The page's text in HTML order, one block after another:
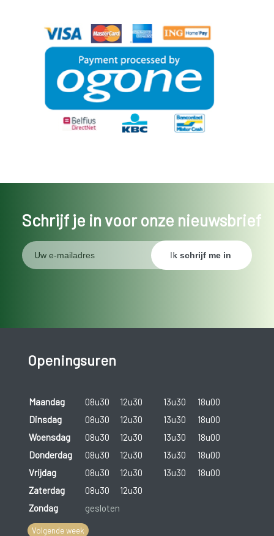
Schrijf je in voor onze nieuwsbrief
Openingsuren
Maandag 08u30 12u30 13u30
18u00
Dinsdag
08u30 12u30 13u30
18u00
Woensdag
08u30 12u30 13u30
18u00
Donderdag
08u30 12u30 13u30
18u00
Vrijdag
08u30 12u30 13u30
18u00
Zaterdag
08u30
12u30
Zondag
gesloten
Volgende week